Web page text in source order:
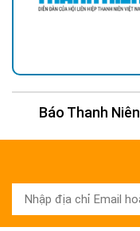
Báo Thanh Niên